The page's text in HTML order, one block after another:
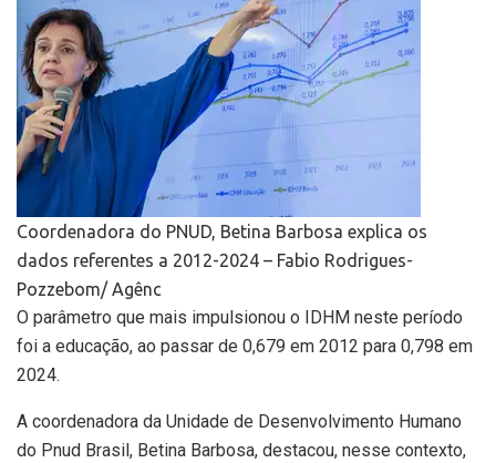
Coordenadora do PNUD, Betina Barbosa explica os
dados referentes a 2012-2024 – Fabio Rodrigues-
Pozzebom/ Agênc
O parâmetro que mais impulsionou o IDHM neste período
foi a educação, ao passar de 0,679 em 2012 para 0,798 em
2024.
A coordenadora da Unidade de Desenvolvimento Humano
do Pnud Brasil, Betina Barbosa, destacou, nesse contexto,